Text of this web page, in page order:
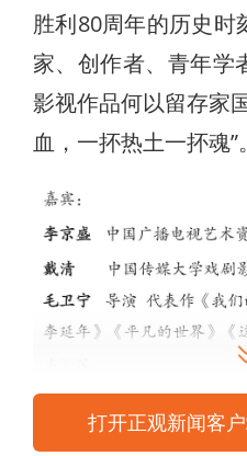
胜利80周年的历史时
家、创作者、青年学
影视作品何以留存家
血，一抔热土一抔魂”。
打开正观新闻客